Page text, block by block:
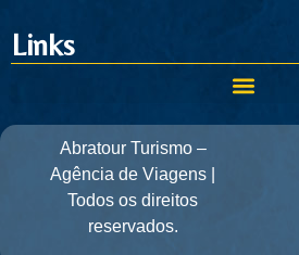
Links
Abratour Turismo –
Agência de Viagens |
Todos os direitos
reservados.